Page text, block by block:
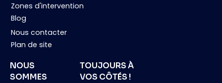
Zones d'intervention
Blog
Nous contacter
Plan de site
NOUS
SOMMES
TOUJOURS À
VOS CÔTÉS !